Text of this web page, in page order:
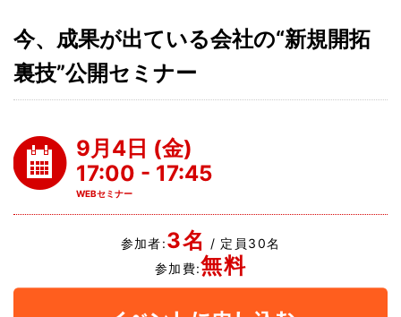
今、成果が出ている会社の“新規開拓
裏技”公開セミナー
9月4日 (金)
17:00 - 17:45
WEBセミナー
参加者:3名
/ 定員30名
参加費:無料